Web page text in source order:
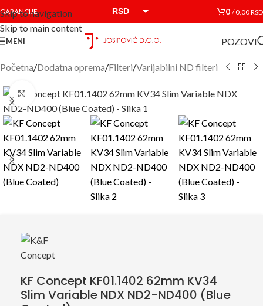
Skip to navigation
Skip to main content
GARANCIJE RSD 0 /0,00RSD
MENI POZOVI
Početna/Dodatna oprema/Filteri/Varijabilni ND filteri
Click to enlarge
KF Concept KF01.1402 62mm KV34
Slim Variable NDX ND2-ND400 (Blue